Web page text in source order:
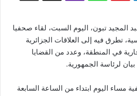
المجيد تبون، اليوم السبت، لقاء صحفيا
24 الفرنسية، تطرق فيه إلى العلاقات الجزائرية
في المنطقة، وعدد من القضايا
لرئاسة الجمهورية.
مساء اليوم ابتداء من الساعة السابعة